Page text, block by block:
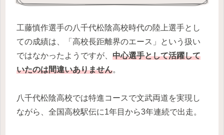
工藤慎作選手の八千代松陰高校時代の陸上選手とし
ての成績は、「高校長距離界のエース」という扱い
ではなかったようですが、 中心選手として活躍して
いたのは間違いありません。
八千代松陰高校では特進コースで文武両道を実現し
ながら、全国高校駅伝に1年目から3年連続で出走。